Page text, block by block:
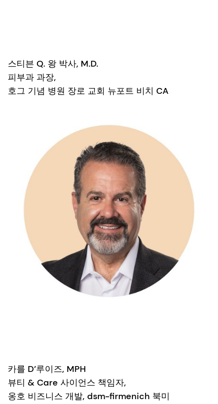
스티븐 Q. 왕 박사, M.D.
피부과 과장,
호그 기념 병원 장로 교회 뉴포트 비치 CA
카를 D’루이즈, MPH
뷰티 & Care 사이언스 책임자,
옹호 비즈니스 개발, dsm-firmenich 북미